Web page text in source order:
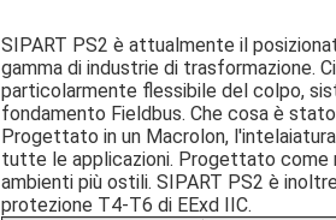
SIPART PS2 è attualmente il
gamma di industrie di trasformazione.
particolarmente flessibile del colpo,
fondamento Fieldbus. Che cosa è
Progettato in un Macrolon,
tutte le applicazioni. Progettato come
ambienti più ostili. SIPART PS2 è
protezione T4-T6 di EExd IIC.